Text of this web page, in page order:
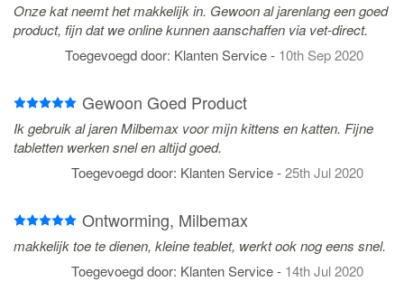
Onze kat neemt het makkelijk in. Gewoon al jarenlang een goed
product, fijn dat we online kunnen aanschaffen via vet-direct.
Toegevoegd door: Klanten Service- 10th Sep 2020
Gewoon Goed Product
Ik gebruik al jaren Milbemax voor mijn kittens en katten. Fijne
tabletten werken snel en altijd goed.
Toegevoegd door: Klanten Service-25th Jul 2020
Ontworming, Milbemax
makkelijk toe te dienen, kleine teablet, werkt ook nog eens snel.
Toegevoegd door: Klanten Service- 14th Jul 2020